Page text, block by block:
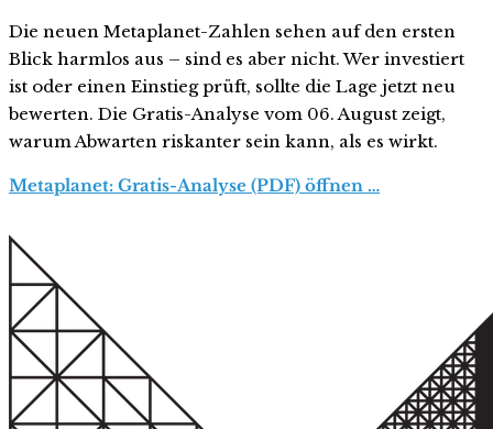
Die neuen Metaplanet-Zahlen sehen auf den ersten
Blick harmlos aus – sind es aber nicht. Wer investiert
ist oder einen Einstieg prüft, sollte die Lage jetzt neu
bewerten. Die Gratis-Analyse vom 06. August zeigt,
warum Abwarten riskanter sein kann, als es wirkt.
Metaplanet: Gratis-Analyse (PDF) öffnen …